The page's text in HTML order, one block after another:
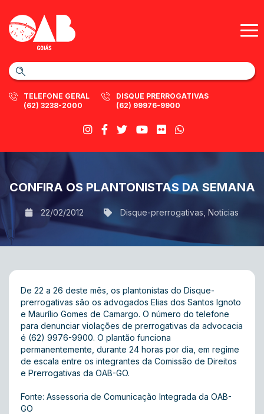
TELEFONE GERAL
(62) 3238-2000
DISQUE PRERROGATIVAS
(62) 99976-9900
CONFIRA OS PLANTONISTAS DA SEMANA
22/02/2012 Disque-prerrogativas Notícias
De 22 a 26 deste mês, os plantonistas do Disque-
prerrogativas são os advogados Elias dos Santos Ignoto
e Maurílio Gomes de Camargo. O número do telefone
para denunciar violações de prerrogativas da advocacia
é (62) 9976-9900. O plantão funciona
permanentemente, durante 24 horas por dia, em regime
de escala entre os integrantes da Comissão de Direitos
e Prerrogativas da OAB-GO.
Fonte: Assessoria de Comunicação Integrada da OAB-
GO